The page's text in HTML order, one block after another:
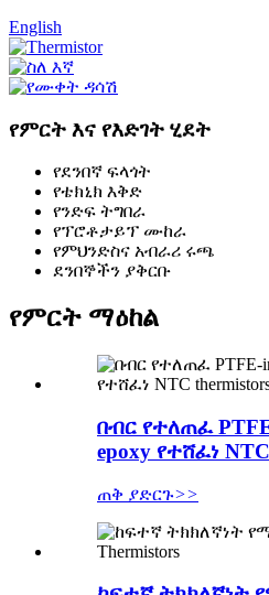
English
የምርት እና የእድገት ሂደት
የደንበኛ ፍላጎት
የቴክኒክ እቅድ
የንድፍ ትግበራ
የፕሮቶታይፕ ሙከራ
የምህንድስና አብራሪ ሩጫ
ደንበኞችን ያቅርቡ
የምርት ማዕከል
በብር የተለጠፈ
epoxy የተሸፈነ
ጠቅ ያድርጉ>>